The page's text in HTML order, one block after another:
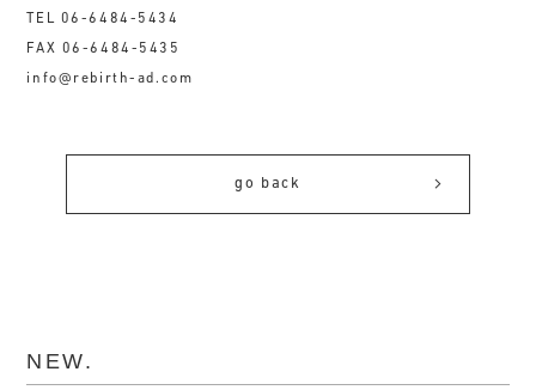
TEL 06-6484-5434
FAX 06-6484-5435
info@rebirth-ad.com
go back
NEW.